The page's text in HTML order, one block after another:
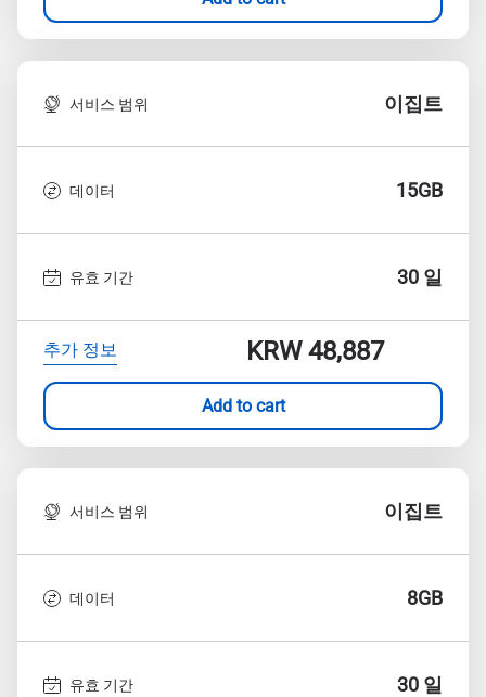
서비스 범위 이집트
데이터 15GB
유효 기간 30 일
추가 정보 KRW 48,887
Add to cart
서비스 범위 이집트
데이터 8GB
유효 기간 30 일